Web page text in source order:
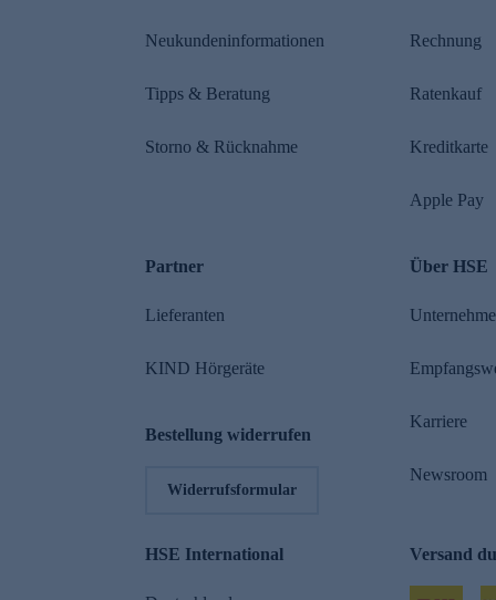
Neukundeninformationen
Tipps & Beratung
Storno & Rücknahme
Rechnung
Ratenkauf
Kreditkarte
Apple Pay
Partner
Lieferanten
KIND Hörgeräte
Bestellung widerrufen
Widerrufsformular
Über HSE
Karriere
Newsroom
HSE International Versand